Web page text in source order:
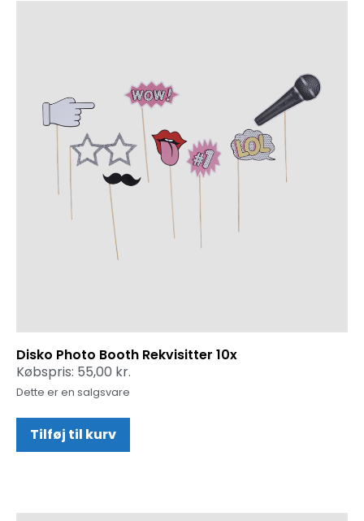
Disko Photo Booth Rekvisitter 10x
Købspris: 55,00 kr.
Dette er en salgsvare
Tilføj til kurv